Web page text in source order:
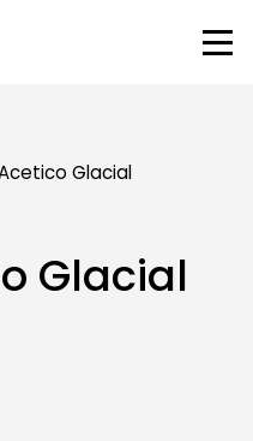
Glacial
Glacial